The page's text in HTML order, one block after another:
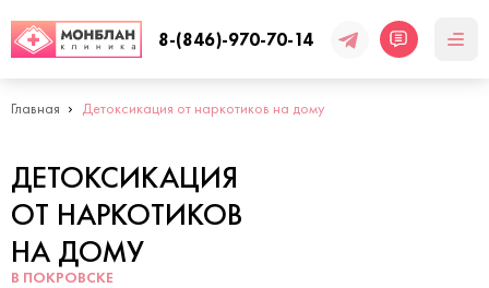
8-(846)-970-70-14
Главная Детоксикация от наркотиков на дому
ДЕТОКСИКАЦИЯ
ОТ НАРКОТИКОВ
НА ДОМУ
В ПОКРОВСКЕ